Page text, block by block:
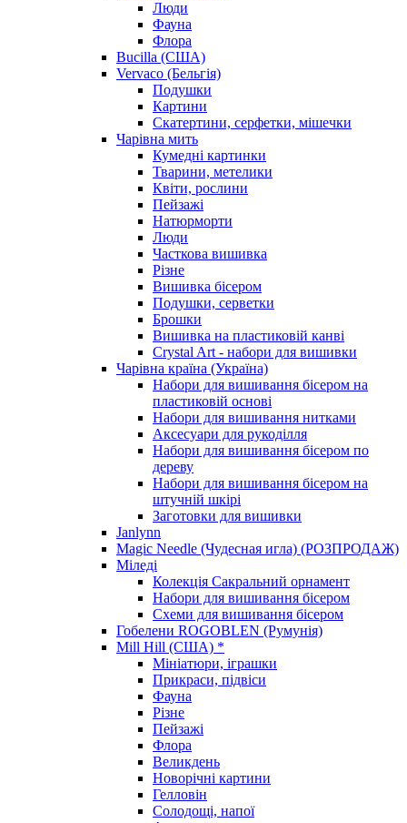
Люди
Фауна
Флора
Bucilla (США)
Vervaco (Бельгія)
Подушки
Картини
Скатертини, серфетки, мішечки
Чарiвна мить
Кумедні картинки
Тварини, метелики
Квіти, рослини
Пейзажі
Натюрморти
Люди
Часткова вишивка
Різне
Вишивка бісером
Подушки, серветки
Брошки
Вишивка на пластиковій канві
Crystal Art - набори для вишивки
Чарівна країна (Україна)
Набори для вишивання бісером на
пластиковій основі
Набори для вишивання нитками
Аксесуари для рукоділля
Набори для вишивання бісером по
дереву
Набори для вишивання бісером на
штучній шкірі
Заготовки для вишивки
Janlynn
Magic Needle (Чудесная игла) (РОЗПРОДАЖ)
Міледі
Колекція Сакральний орнамент
Набори для вишивання бісером
Схеми для вишивання бісером
Гобелени ROGOBLEN (Румунія)
Mill Hill (США) *
Мініатюри, іграшки
Прикраси, підвіси
Фауна
Різне
Пейзажі
Флора
Великдень
Новорічні картини
Гелловін
Солодощі, напої